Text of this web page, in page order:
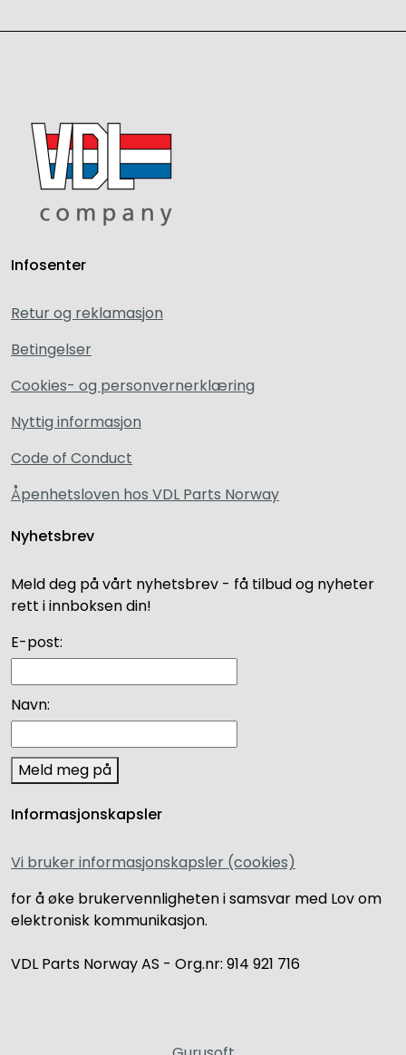
Infosenter
Retur og reklamasjon
Betingelser
Cookies- og personvernerklæring
Nyttig informasjon
Code of Conduct
Åpenhetsloven hos VDL Parts Norway
Nyhetsbrev
Meld deg på vårt nyhetsbrev - få tilbud og nyheter
rett i innboksen din!
E-post:
Navn:
Meld meg på
Informasjonskapsler
Vi bruker informasjonskapsler (cookies)
for å øke brukervennligheten i samsvar med Lov om
elektronisk kommunikasjon.
VDL Parts Norway AS - Org.nr: 914 921 716